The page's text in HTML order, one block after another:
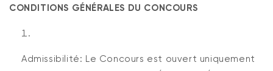
CONDITIONS GÉNÉRALES DU CONCOURS
Admissibilité: Le Concours est ouvert uniquement